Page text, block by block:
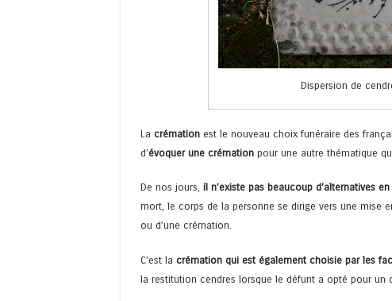
Dispersion de
La crémation est le nouveau choix funéraire des
d’évoquer une crémation pour une autre thématique
De nos jours, il n’existe pas beaucoup d’alternatives
mort, le corps de la personne se dirige vers une mise
ou d’une crémation.
C’est la crémation qui est également choisie par les
la restitution cendres lorsque le défunt a opté pour un